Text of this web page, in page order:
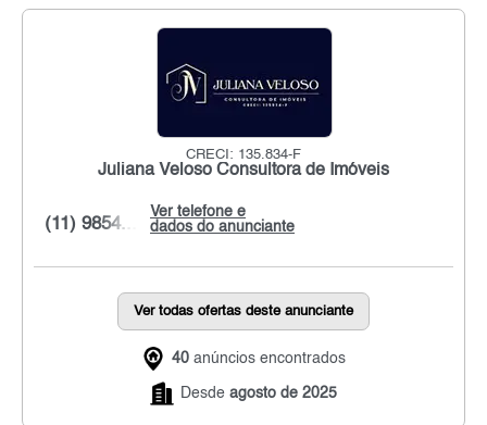
CRECI: 135.834-F
Juliana Veloso Consultora de Imóveis
Ver telefone e
dados do anunciante
(11) 9854...
Ver todas ofertas deste anunciante
40 anúncios encontrados
Desde agosto de 2025